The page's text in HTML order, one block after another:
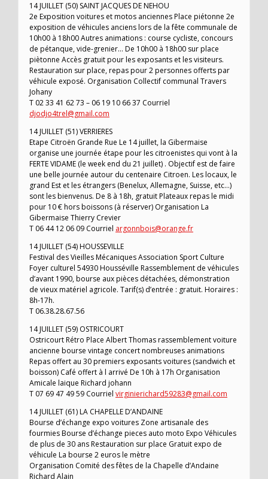
14 JUILLET (50) SAINT JACQUES DE NEHOU
2e Exposition voitures et motos anciennes Place piétonne 2e
exposition de véhicules anciens lors de la fête communale de
10h00 à 18h00 Autres animations : course cycliste, concours
de pétanque, vide-grenier… De 10h00 à 18h00 sur place
piètonne Accès gratuit pour les exposants et les visiteurs.
Restauration sur place, repas pour 2 personnes offerts par
véhicule exposé. Organisation Collectif communal Travers
Johany
T 02 33 41 62 73 – 06 19 10 66 37 Courriel
djodjo4trel@gmail.com
14 JUILLET (51) VERRIERES
Etape Citroën Grande Rue Le 14 juillet, la Gibermaise
organise une journée étape pour les citroenistes qui vont à la
FERTE VIDAME (le week end du 21 juillet) . Objectif est de faire
une belle journée autour du centenaire Citroen. Les locaux, le
grand Est et les étrangers (Benelux, Allemagne, Suisse, etc…)
sont les bienvenus. De 8 à 18h, gratuit Plateaux repas le midi
pour 10 € hors boissons (à réserver) Organisation La
Gibermaise Thierry Crevier
T 06 44 12 06 09 Courriel argonnbois@orange.fr
14 JUILLET (54) HOUSSEVILLE
Festival des Vieilles Mécaniques Association Sport Culture
Foyer culturel 54930 Housséville Rassemblement de véhicules
d’avant 1990, bourse aux pièces détachées, démonstration
de vieux matériel agricole. Tarif(s) d’entrée : gratuit. Horaires :
8h-17h.
T 06.38.28.67.56
14 JUILLET (59) OSTRICOURT
Ostricourt Rétro Place Albert Thomas rassemblement voiture
ancienne bourse vintage concert nombreuses animations
Repas offert au 30 premiers exposants voitures (sandwich et
boisson) Café offert à l arrivé De 10h à 17h Organisation
Amicale laique Richard johann
T 07 69 47 49 59 Courriel virginierichard59283@gmail.com
14 JUILLET (61) LA CHAPELLE D’ANDAINE
Bourse d’échange expo voitures Zone artisanale des
fourmies Bourse d’échange pieces auto moto Expo Véhicules
de plus de 30 ans Restauration sur place Gratuit expo de
véhicule La bourse 2 euros le mètre
Organisation Comité des fêtes de la Chapelle d’Andaine
Richard Alain